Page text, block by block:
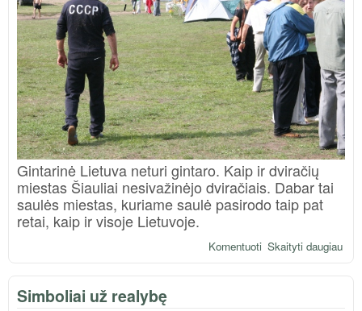
Gintarinė Lietuva neturi gintaro. Kaip ir dviračių
miestas Šiauliai nesivažinėjo dviračiais. Dabar tai
saulės miestas, kuriame saulė pasirodo taip pat
retai, kaip ir visoje Lietuvoje.
Skaityti daugiauapie
Komentuoti
Simboliai už realybę